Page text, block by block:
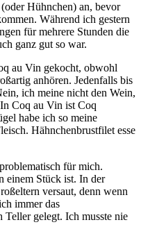
Hühnchen) an, bevor
Während ich gestern
für mehrere Stunden die
ganz gut so war.
au Vin gekocht, obwohl
anhören. Jedenfalls bis
ich meine nicht den Wein,
Coq au Vin ist Coq
habe ich so meine
Hähnchenbrustfilet esse
für mich.
einem Stück ist. In der
versaut, denn wenn
immer das
gelegt. Ich musste nie